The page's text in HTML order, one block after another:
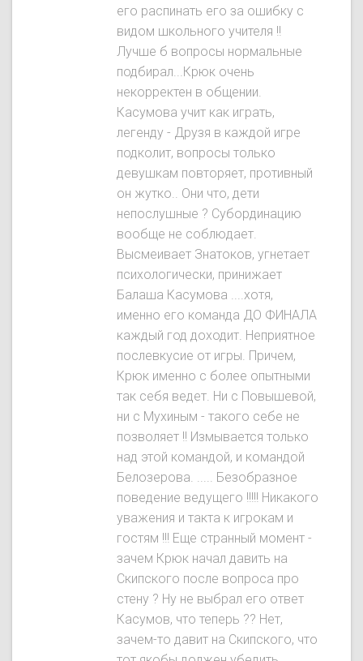
его распинать его за ошибку с
видом школьного учителя !!
Лучше б вопросы нормальные
подбирал...Крюк очень
некорректен в общении.
Касумова учит как играть,
легенду - Друзя в каждой игре
подколит, вопросы только
девушкам повторяет, противный
он жутко.. Они что, дети
непослушные ? Субординацию
вообще не соблюдает.
Высмеивает Знатокoв, угнетает
психологически, принижает
Балаша Касумова ....хотя,
именно его команда ДО ФИНАЛА
каждый год доходит. Неприятное
послевкусие от игры. Причем,
Крюк именно с более опытными
так себя ведет. Ни с Повышевой,
ни с Мухиным - такого себе не
позволяет !! Измывается только
над этой командой, и командой
Белозерова. ..... Безобразное
поведение ведущего !!!!! Никакого
уважения и такта к игрокам и
гостям !!! Еще странный момент -
зачем Крюк начал давить на
Скипского после вопроса про
стену ? Ну не выбрал его ответ
Касумов, что теперь ?? Нет,
зачем-то давит на Скипского, что